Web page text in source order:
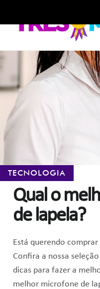
navigation
content
TECNOLOGIA
Qual o
de lapela?
Está querendo
Confira a nossa
dicas para fazer a
melhor microfone de